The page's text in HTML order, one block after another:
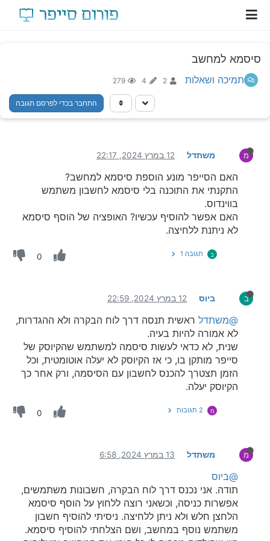
סיסמא למחשב
תמיכה ושאלות 2
4
279
התחבר בכדי לפרסם תגובה
מ משתדל 12 במרץ 2024, 22:17
האם הסייפר מונע הוספת סיסמא למחשב?
התקנתי את התוכנה בלי סיסמא לחשבון משתמש
בווינדוס.
האם אפשר להוסיף עכשיו? האופציה של הוסף סיסמא
לא ניתנת ללחיצה.
ב תגובה 1 0
ב ביוס 12 במרץ 2024, 22:59
@משתדל ראשית תנסה דרך לוח הבקרה ולא ההגדרות,
לא אמורה להיות בעיה.
שנית, לא כדאי לעשות סיסמה למשתמש שהקיוסק של
סייפר מותקן בו, כי אז הקיוסק לא יעלה אוטומטית, וכל
הזמן תצטרך להכנס לחשבון עם הסיסמה, ורק אחר כך
הקיוסק יעלה.
מ 2 תגובות 0
מ משתדל 13 במרץ 2024, 6:58
@ביוס
תודה. אני נכנס דרך לוח הבקרה, חשבונות משתמשים,
אפשרות כניסה, וכשאני רוצה ללחוץ על הוסף סיסמא
הלחצן חלש ולא ניתן ללחיצה. ניסיתי להוסיף חשבון
משתמש נוסף במחשב, ושם הצלחתי להוסיף סיסמא.